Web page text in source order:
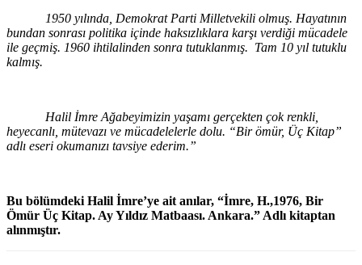
1950 yılında, Demokrat Parti Milletvekili olmuş. Hayatının
bundan sonrası politika içinde haksızlıklara karşı verdiği mücadele
ile geçmiş. 1960 ihtilalinden sonra tutuklanmış. Tam 10 yıl tutuklu
kalmış.
Halil İmre Ağabeyimizin yaşamı gerçekten çok renkli,
heyecanlı, mütevazı ve mücadelelerle dolu. “Bir ömür, Üç Kitap”
adlı eseri okumanızı tavsiye ederim.”
Bu bölümdeki Halil İmre’ye ait anılar, “İmre, H.,1976, Bir
Ömür Üç Kitap. Ay Yıldız Matbaası. Ankara.” Adlı kitaptan
alınmıştır.